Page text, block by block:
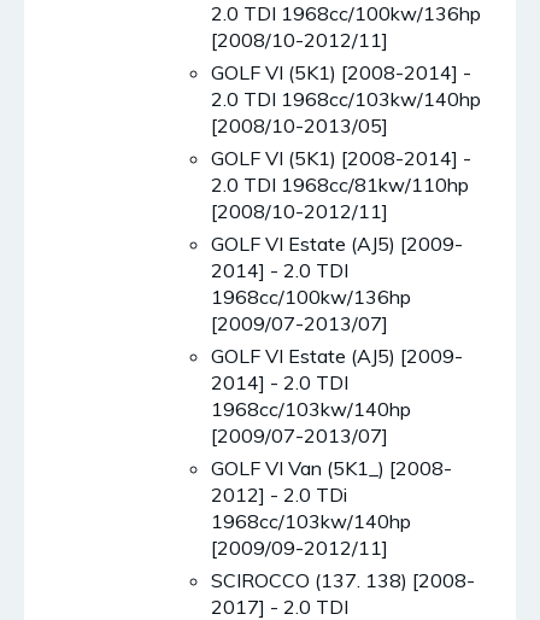
2.0 TDI 1968cc/100kw/136hp
[2008/10-2012/11]
GOLF VI (5K1) [2008-2014] -
2.0 TDI 1968cc/103kw/140hp
[2008/10-2013/05]
GOLF VI (5K1) [2008-2014] -
2.0 TDI 1968cc/81kw/110hp
[2008/10-2012/11]
GOLF VI Estate (AJ5) [2009-
2014] - 2.0 TDI
1968cc/100kw/136hp
[2009/07-2013/07]
GOLF VI Estate (AJ5) [2009-
2014] - 2.0 TDI
1968cc/103kw/140hp
[2009/07-2013/07]
GOLF VI Van (5K1_) [2008-
2012] - 2.0 TDi
1968cc/103kw/140hp
[2009/09-2012/11]
SCIROCCO (137. 138) [2008-
2017] - 2.0 TDI